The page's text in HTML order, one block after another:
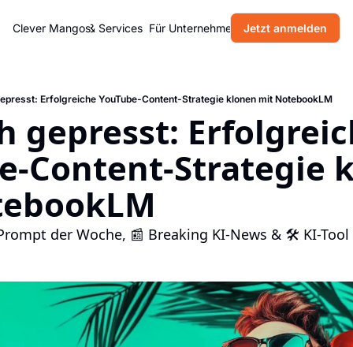
Clever Mangos
Home Produkte & Services Für Unternehmen Blog Über uns
Jetzt anmelden
Erfolgreiche YouTube-Content-Strategie klonen mit NotebookLM
gepresst:
Content-Strategie
der Woche, 📰 Breaking KI-News & 🛠 KI-